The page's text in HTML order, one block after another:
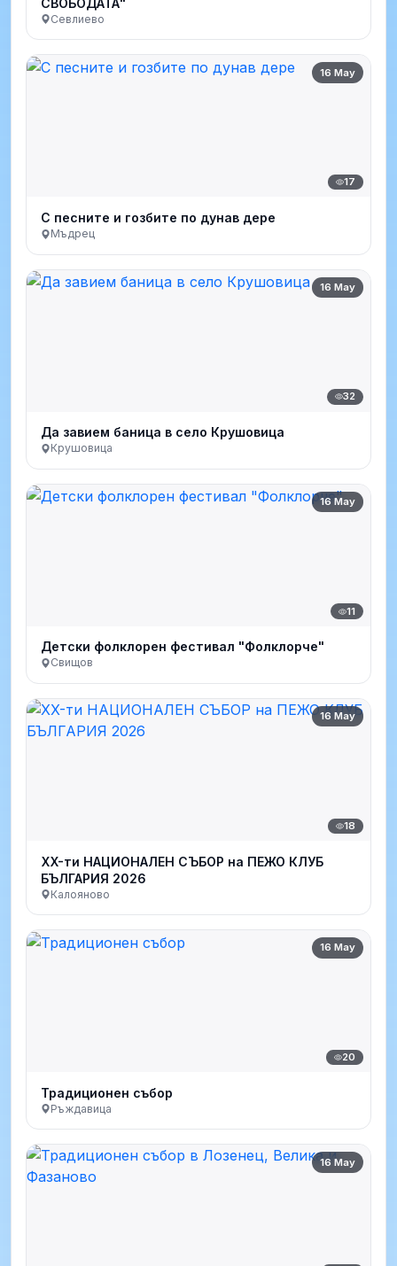
Севлиево
16 May
17
С песните и гозбите по дунав дере
Мъдрец
16 May
32
Да завием баница в село Крушовица
Крушовица
16 May
11
Детски фолклорен фестивал "Фолклорче"
Свищов
16 May
18
XX-ти НАЦИОНАЛЕН СЪБОР на ПЕЖО КЛУБ
БЪЛГАРИЯ 2026
Калояново
16 May
20
Традиционен събор
Ръждавица
16 May